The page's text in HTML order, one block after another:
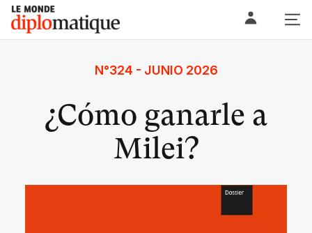
Skip
content
Le monde diplomatique
N°324 - JUNIO 2026
¿Cómo ganarle a
Milei?